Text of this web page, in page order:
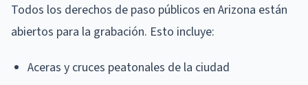
Todos los derechos de paso públicos en Arizona están
abiertos para la grabación. Esto incluye:
Aceras y cruces peatonales de la ciudad